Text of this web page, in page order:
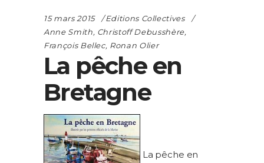
15 mars 2015
Editions Collectives
Anne Smith, Christoff Debusshère,
François Bellec, Ronan Olier
La pêche en
Bretagne
La pêche en